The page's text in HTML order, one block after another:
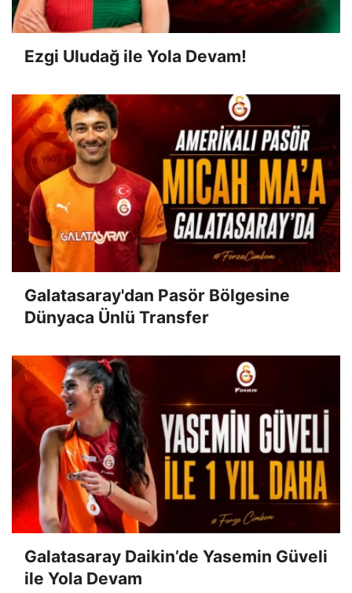
Ezgi Uludağ ile Yola Devam!
Galatasaray'dan Pasör Bölgesine
Dünyaca Ünlü Transfer
Galatasaray Daikin’de Yasemin Güveli
ile Yola Devam